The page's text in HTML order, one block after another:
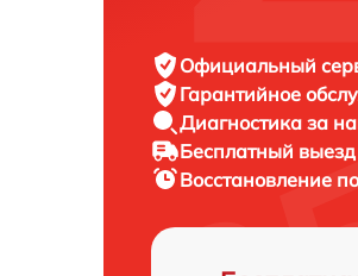
Официальный
Гарантийное
Диагностика за
Бесплатный
Восстановление